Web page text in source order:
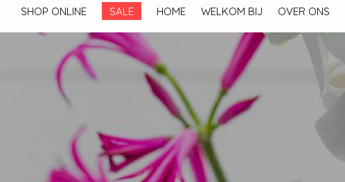
SHOP ONLINE SALE HOME WELKOM BIJ OVER ONS